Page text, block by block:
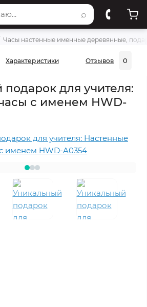
⌕
Часы настенные именные деревянные,
Характеристики Отзывов 0
для учителя:
с именем HWD-